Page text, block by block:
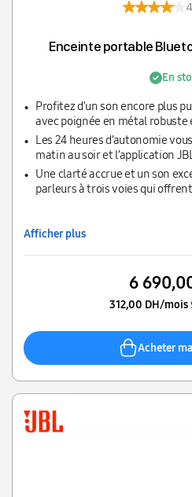
Enceinte portable
En
Profitez d'un son encore plus
avec poignée en métal
pour un plaisir sans inquiétude
Les 24 heures d’autonomie
matin au soir et l’application
connecter instantanément
expérience optimale
Une clarté accrue et un son
parleurs à trois voies qui
Afficher plus
6
312,00 DH/mois
Acheter